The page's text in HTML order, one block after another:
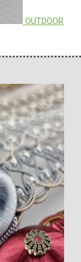
OUTDOOR